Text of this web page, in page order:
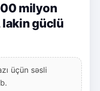
milyon
lakin güclü
üçün səsli